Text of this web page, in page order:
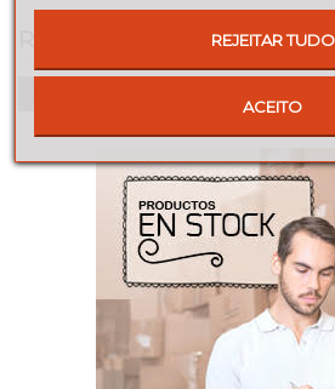
REJEITAR TUDO
ACEITO